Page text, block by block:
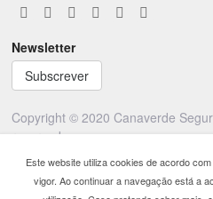
Newsletter
Subscrever
Copyright © 2020 Canaverde
reservados.
Powered by:Lx Look
Este website utiliza cookies de acordo
vigor. Ao continuar a navegação está a